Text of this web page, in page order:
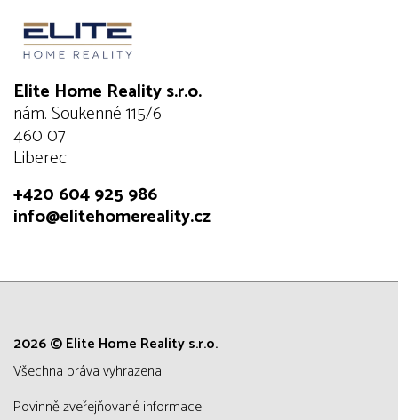
Elite Home Reality s.r.o.
nám. Soukenné 115/6
460 07
Liberec
+420 604 925 986
info@elitehomereality.cz
2026 © Elite Home Reality s.r.o.
všechna práva vyhrazena
Povinně zveřejňované informace